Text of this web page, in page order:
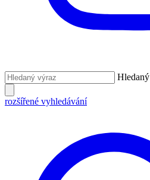
rozšířené vyhledávání